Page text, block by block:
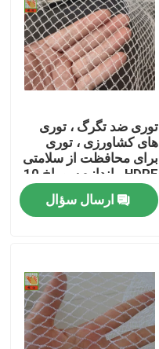
توری ضد تگرگ ، توری
های کشاورزی ، توری
برای محافظت از سلامتی
HDPE ، اندازه سوراخ 10
میلی متر ، رنگ سفید
ارسال سؤال